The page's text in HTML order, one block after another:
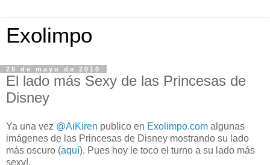
Exolimpo
20 de mayo de 2010
El lado más Sexy de las Princesas de
Disney
Ya una vez @AiKiren publico en Exolimpo.com algunas
imágenes de las Princesas de Disney mostrando su lado
más oscuro (aquí). Pues hoy le toco el turno a su lado más
sexy!.